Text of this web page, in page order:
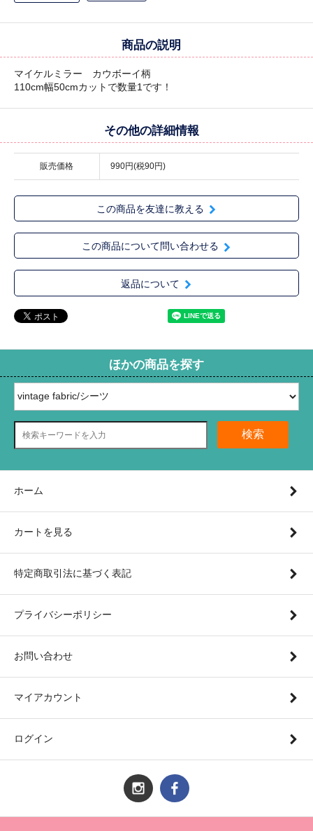
商品の説明
マイケルミラー カウボーイ柄
110cm幅50cmカットで数量1です！
その他の詳細情報
販売価格 990円(税90円)
この商品を友達に教える
この商品について問い合わせる
返品について
ほかの商品を探す
検索
ホーム
カートを見る
特定商取引法に基づく表記
プライバシーポリシー
お問い合わせ
マイアカウント
ログイン